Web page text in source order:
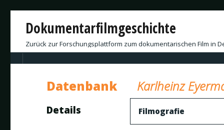
Dokumentarfilmgeschichte
Zurück zur Forschungsplattform zum dokumentarischen Film in
Datenbank
Details
Karlheinz
Filmografie